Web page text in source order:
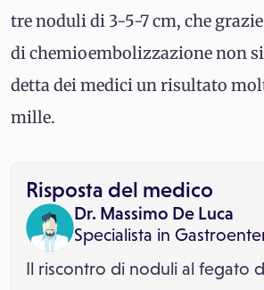
tre noduli di 3-5-7 cm, che
di chemioembolizzazione non
detta dei medici un risultato
mille.
Risposta del medico
Dr. Massimo De Luca
Specialista in
Il riscontro di noduli al fegato